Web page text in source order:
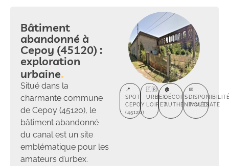
Bâtiment
abandonné à
Cepoy (45120) :
exploration
urbaine
Situé dans la
charmante commune
de Cepoy (45120), le
bâtiment abandonné
du canal est un site
emblématique pour les
amateurs d’urbex.
📍
SPOT
CEPOY
(45120)
🇫🇷
URBEX
LOIRET
🏚️
DÉCORS
AUTHENTIQUES
📅
IMMÉDIATE